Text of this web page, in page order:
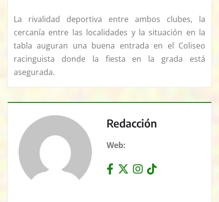
La rivalidad deportiva entre ambos clubes, la
cercanía entre las localidades y la situación en la
tabla auguran una buena entrada en el Coliseo
racinguista donde la fiesta en la grada está
asegurada.
Redacción
Web: